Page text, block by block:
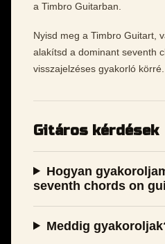
a Timbro Guitarban.
Nyisd meg a Timbro Guitart,
alakítsd a dominant seventh
visszajelzéses gyakorló körré.
Gitáros kérdések
Hogyan
seventh chords on
Meddig